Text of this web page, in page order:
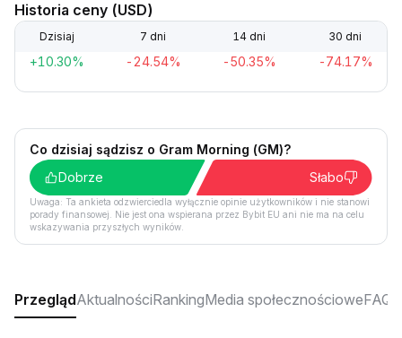
Historia ceny (USD)
Dzisiaj 7 dni 14 dni 30 dni
+10.30% -24.54% -50.35% -74.17%
Co dzisiaj sądzisz o Gram Morning (GM)?
Dobrze
Słabo
Uwaga: Ta ankieta odzwierciedla wyłącznie opinie użytkowników i nie stanowi
porady finansowej. Nie jest ona wspierana przez Bybit EU ani nie ma na celu
wskazywania przyszłych wyników.
PrzeglądAktualnościRankingMedia społecznościoweFAQ